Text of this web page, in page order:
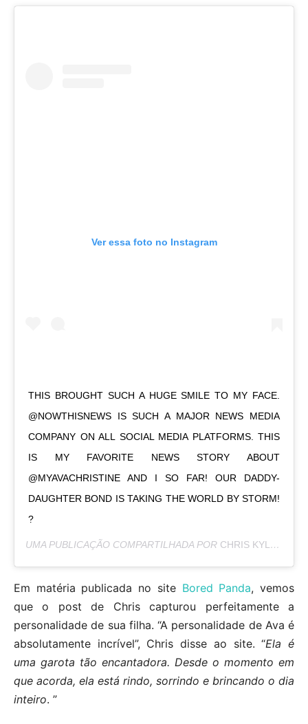
Ver essa foto no Instagram
THIS BROUGHT SUCH A HUGE SMILE TO MY FACE.
@NOWTHISNEWS IS SUCH A MAJOR NEWS MEDIA
COMPANY ON ALL SOCIAL MEDIA PLATFORMS. THIS
IS MY FAVORITE NEWS STORY ABOUT
@MYAVACHRISTINE AND I SO FAR! OUR DADDY-
DAUGHTER BOND IS TAKING THE WORLD BY STORM!
?
UMA PUBLICAÇÃO COMPARTILHADA POR CHRIS KYLE | HASHTAG PROPS
Em matéria publicada no site Bored Panda, vemos
que o post de Chris capturou perfeitamente a
personalidade de sua filha. “A personalidade de Ava é
absolutamente incrível”, Chris disse ao site. “Ela é
uma garota tão encantadora. Desde o momento em
que acorda, ela está rindo, sorrindo e brincando o dia
inteiro. ”